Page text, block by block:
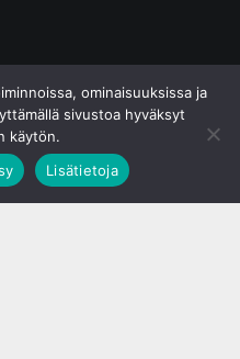
ominaisuuksissa ja
sivustoa hyväksyt
käytön.
Lisätietoja